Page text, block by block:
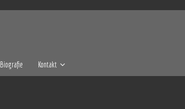
Biografie Kontakt